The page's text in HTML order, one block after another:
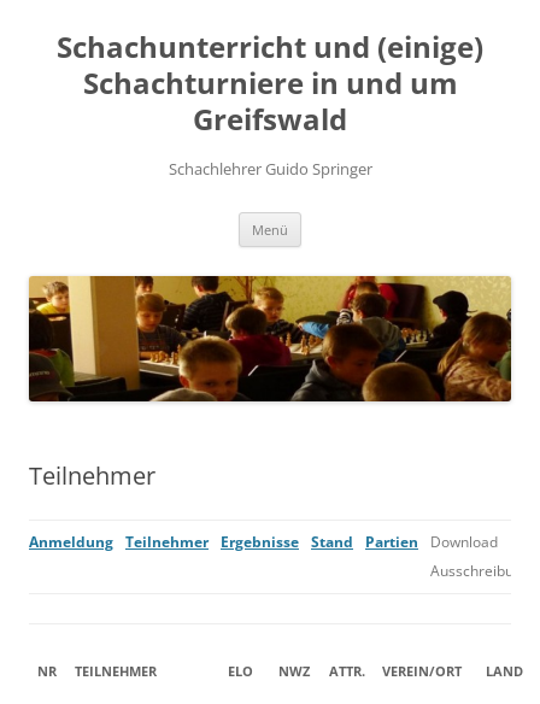
springen
Schachunterricht und (einige)
Schachturniere in und um
Greifswald
Schachlehrer Guido Springer
Menü
Teilnehmer
Anmeldung Teilnehmer Ergebnisse Stand Partien
Download
Ausschreibung
NR TEILNEHMER ELO NWZ ATTR. VEREIN/ORT LAND